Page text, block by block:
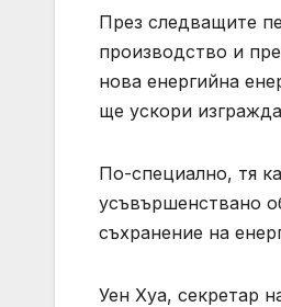
През следващите
производство и
нова енергийна
ще ускори
По-специално, тя
усъвършенствано
съхранение на
Уен Хуа, секретар